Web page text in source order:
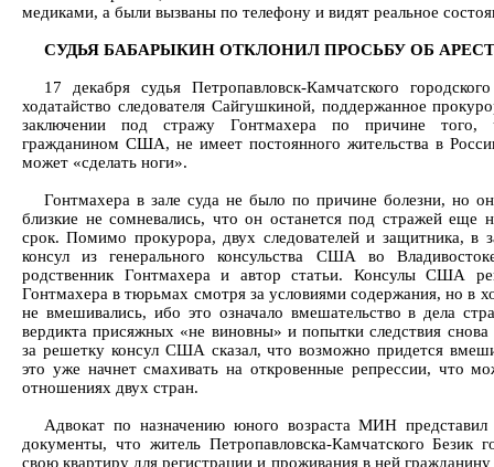
медиками, а были вызваны по телефону и видят реальное
СУДЬЯ БАБАРЫКИН ОТКЛОНИЛ ПРОСЬБУ ОБ
17 декабря судья Петропавловск-Камчатского
ходатайство следователя Сайгушкиной, поддержанное
заключении под стражу Гонтмахера по причине того,
гражданином США, не имеет постоянного жительства в
может «сделать ноги».
Гонтмахера в зале суда не было по причине болезни, но
близкие не сомневались, что он останется под стражей еще
срок. Помимо прокурора, двух следователей и защитника, в
консул из генерального консульства США во
родственник Гонтмахера и автор статьи. Консулы США
Гонтмахера в тюрьмах смотря за условиями содержания, но в
не вмешивались, ибо это означало вмешательство в дела
вердикта присяжных «не виновны» и попытки следствия снова
за решетку консул США сказал, что возможно придется
это уже начнет смахивать на откровенные репрессии, что
отношениях двух стран.
Адвокат по назначению юного возраста МИН представил
документы, что житель Петропавловска-Камчатского Безик
свою квартиру для регистрации и проживания в ней